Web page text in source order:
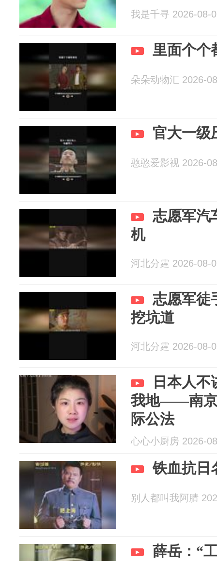
我是千寻 2026-08-
里面个个
朵朵动物汇 2026-
官大一级
憨憨爱影视 2026-
志愿军汽
机
河北分霆 2026-08-
志愿军徒
挖坑道
河北分霆 2026-08-
日本人
我地——南京
际公法
心心小厨房 2026-
铁血抗日
别人都叫我阿腈
薛岳：“